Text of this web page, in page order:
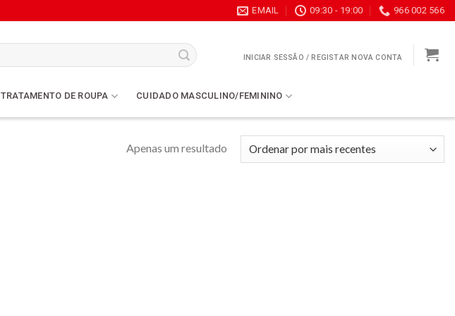
EMAIL 09:30 - 19:00 966 002 566
INICIAR SESSÃO / REGISTAR NOVA CONTA
TRATAMENTO DE ROUPA CUIDADO MASCULINO/FEMININO
Apenas um resultado